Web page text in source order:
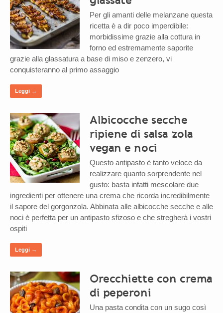
Per gli amanti delle melanzane questa
ricetta è a dir poco imperdibile:
morbidissime grazie alla cottura in
forno ed estremamente saporite
grazie alla glassatura a base di miso e zenzero, vi
conquisteranno al primo assaggio
Leggi →
Albicocche secche
ripiene di salsa zola
vegan e noci
Questo antipasto è tanto veloce da
realizzare quanto sorprendente nel
gusto: basta infatti mescolare due
ingredienti per ottenere una crema che ricorda incredibilmente
il sapore del gorgonzola. Abbinata alle albicocche secche e alle
noci è perfetta per un antipasto sfizoso e che stregherà i vostri
ospiti
Leggi →
Orecchiette con crema
di peperoni
Una pasta condita con un sugo così